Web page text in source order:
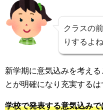
クラスの
りするよ
新学期に意気込みを考え
とが明確になり充実するは
学校で発表する意気込み